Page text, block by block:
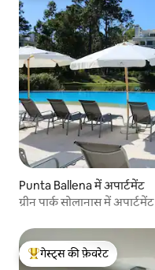
Punta Ballena में अपार्टमेंट
ग्रीन पार्क सोलानास में अपार्टमेंट
गेस्ट्स का टॉप फ़ेवरेट
गेस्ट्स की फ़ेवरेट